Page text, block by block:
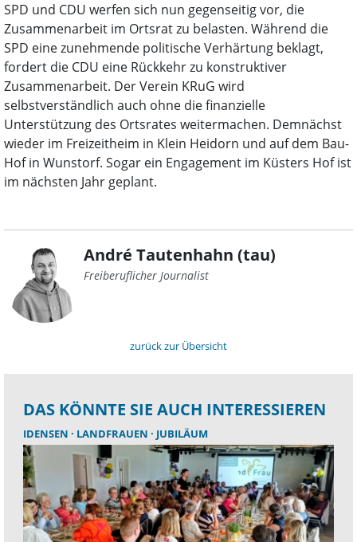
SPD und CDU werfen sich nun gegenseitig vor, die
Zusammenarbeit im Ortsrat zu belasten. Während die
SPD eine zunehmende politische Verhärtung beklagt,
fordert die CDU eine Rückkehr zu konstruktiver
Zusammenarbeit. Der Verein KRuG wird
selbstverständlich auch ohne die finanzielle
Unterstützung des Ortsrates weitermachen. Demnächst
wieder im Freizeitheim in Klein Heidorn und auf dem Bau-
Hof in Wunstorf. Sogar ein Engagement im Küsters Hof ist
im nächsten Jahr geplant.
André Tautenhahn (tau)
Freiberuflicher Journalist
zurück zur Übersicht
DAS KÖNNTE SIE AUCH INTERESSIEREN
IDENSEN LANDFRAUEN JUBILÄUM